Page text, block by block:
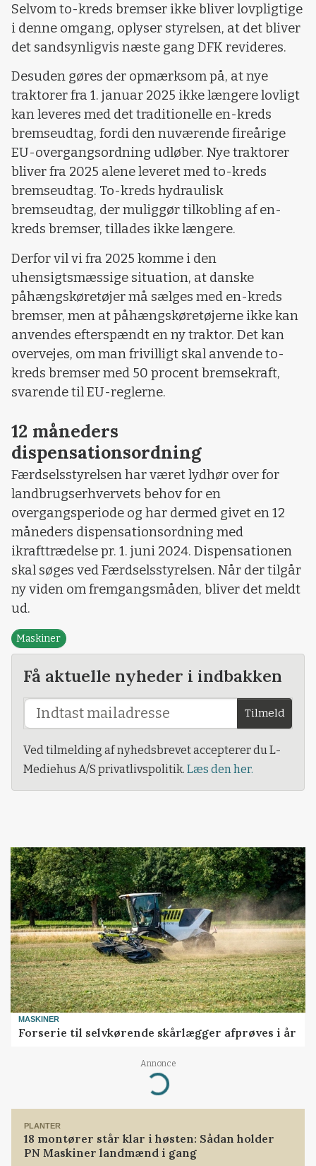
Selvom to-kreds bremser ikke bliver lovpligtige
i denne omgang, oplyser styrelsen, at det bliver
det sandsynligvis næste gang DFK revideres.
Desuden gøres der opmærksom på, at nye
traktorer fra 1. januar 2025 ikke længere lovligt
kan leveres med det traditionelle en-kreds
bremseudtag, fordi den nuværende fireårige
EU-overgangsordning udløber. Nye traktorer
bliver fra 2025 alene leveret med to-kreds
bremseudtag. To-kreds hydraulisk
bremseudtag, der muliggør tilkobling af en-
kreds bremser, tillades ikke længere.
Derfor vil vi fra 2025 komme i den
uhensigtsmæssige situation, at danske
påhængskøretøjer må sælges med en-kreds
bremser, men at påhængskøretøjerne ikke kan
anvendes efterspændt en ny traktor. Det kan
overvejes, om man frivilligt skal anvende to-
kreds bremser med 50 procent bremsekraft,
svarende til EU-reglerne.
12 måneders
dispensationsordning
Færdselsstyrelsen har været lydhør over for
landbrugserhvervets behov for en
overgangsperiode og har dermed givet en 12
måneders dispensationsordning med
ikrafttrædelse pr. 1. juni 2024. Dispensationen
skal søges ved Færdselsstyrelsen. Når der tilgår
ny viden om fremgangsmåden, bliver det meldt
ud.
Maskiner
Få aktuelle nyheder i indbakken
Tilmeld
Ved tilmelding af nyhedsbrevet accepterer du L-
Mediehus A/S privatlivspolitik. Læs den her.
MASKINER
Forserie til selvkørende skårlægger afprøves i år
Annonce
Loading...
PLANTER
18 montører står klar i høsten: Sådan holder
PN Maskiner landmænd i gang